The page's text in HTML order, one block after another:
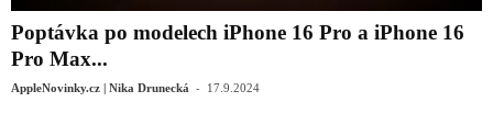
Poptávka po modelech iPhone 16 Pro a iPhone 16
Pro Max...
AppleNovinky.cz | Nika Drunecká - 17.9.2024